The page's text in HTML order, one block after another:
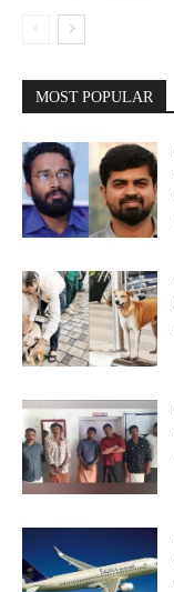
MOST POPULAR